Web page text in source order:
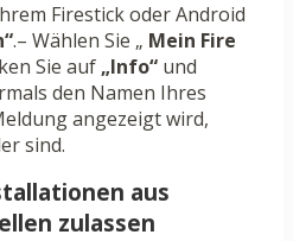
Firestick oder Android
.– Wählen Sie „ Mein Fire
Sie auf „Info“ und
den Namen Ihres
angezeigt wird,
sind.
aus
zulassen